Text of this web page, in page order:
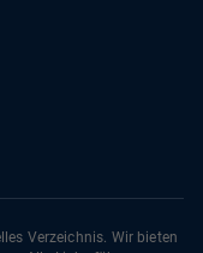
Verzeichnis. Wir bieten